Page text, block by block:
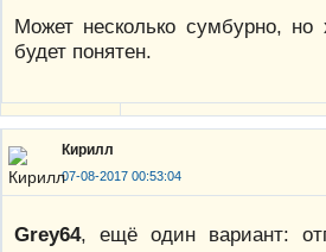
Может несколько сумбурно,
будет понятен.
Кирилл
07-08-2017 00:53:04
Grey64, ещё один вариант: